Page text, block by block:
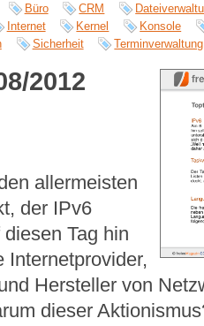
Büro CRM
Internet Kernel
Konsole
Sicherheit Terminverwaltung
2012
allermeisten
der IPv6
Tag hin
Internetprovider,
Hersteller von
dieser